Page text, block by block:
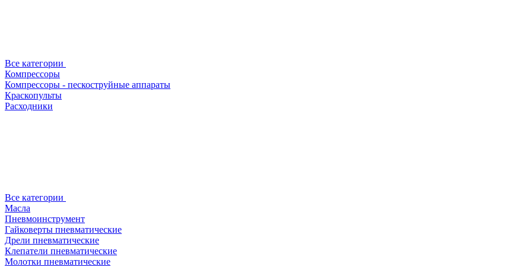
Все категории
Компрессоры
Компрессоры - пескоструйные аппараты
Краскопульты
Расходники
Все категории
Масла
Пневмоинструмент
Гайковерты пневматические
Дрели пневматические
Клепатели пневматические
Молотки пневматические